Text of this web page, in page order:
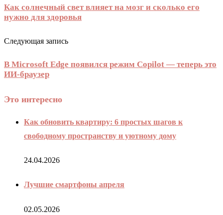
Как солнечный свет влияет на мозг и сколько его
нужно для здоровья
Следующая запись
В Microsoft Edge появился режим Copilot — теперь это
ИИ-браузер
Это интересно
Как обновить квартиру: 6 простых шагов к
свободному пространству и уютному дому
24.04.2026
Лучшие смартфоны апреля
02.05.2026